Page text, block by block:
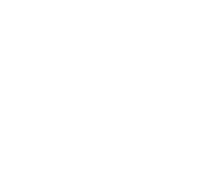
ジを付与しています
・安全なユーザーです
す